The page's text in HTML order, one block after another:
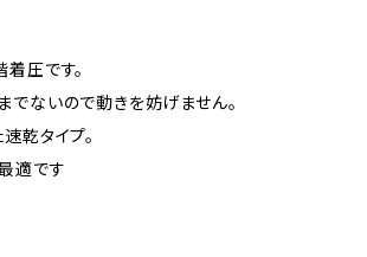
圧です。
でないので動きを妨げません。
乾タイプ。
適です